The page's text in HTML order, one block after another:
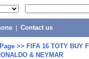
Contact us
>> FIFA 16 TOTY BUY
& NEYMAR